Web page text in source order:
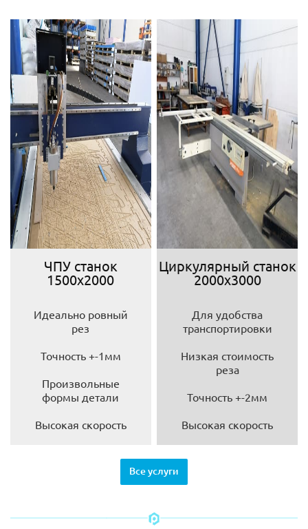
ЧПУ станок
1500х2000
Идеально ровный
рез
Точность +-1мм
Произвольные
формы детали
Высокая скорость
Циркулярный станок
2000х3000
Для удобства
транспортировки
Низкая стоимость
реза
Точность +-2мм
Высокая скорость
Все услуги